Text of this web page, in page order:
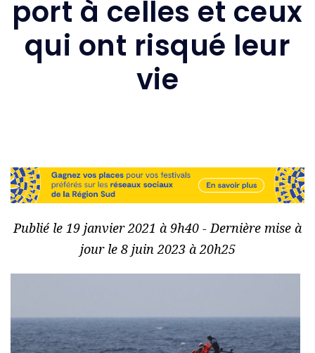
port à celles et ceux
qui ont risqué leur
vie
Publié le 19 janvier 2021 à 9h40 - Dernière mise à
jour le 8 juin 2023 à 20h25